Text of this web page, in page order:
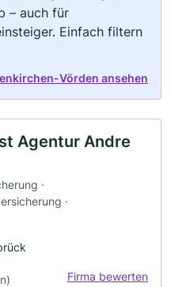
– auch für
Einfach filtern
Vörden ansehen
Agentur Andre
·
·
Firma bewerten